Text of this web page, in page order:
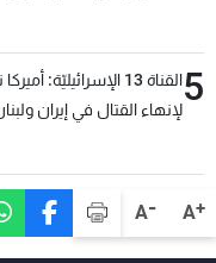
A+
A-
5
القناة 13
لإنهاء القتال في إيران